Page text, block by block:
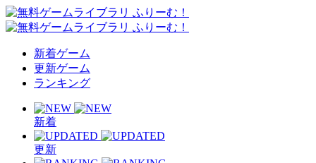
新着ゲーム
更新ゲーム
ランキング
新着
更新